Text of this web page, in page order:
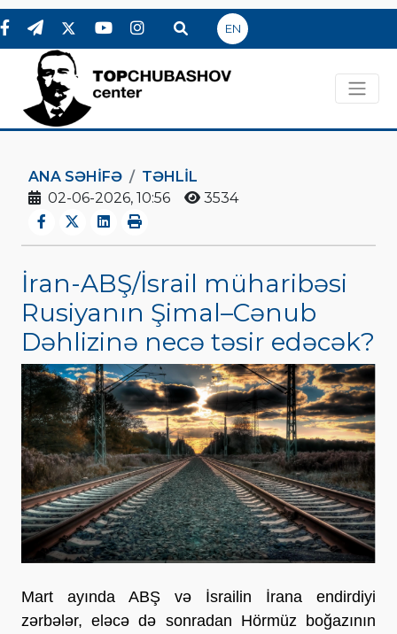
EN
ANA SƏHIFƏ
TƏHLİL
02-06-2026, 10:56
3534
İran-ABŞ/İsrail müharibəsi
Rusiyanın Şimal–Cənub
Dəhlizinə necə təsir edəcək?
Mart ayında ABŞ və İsrailin İrana endirdiyi
zərbələr, eləcə də sonradan Hörmüz boğazının